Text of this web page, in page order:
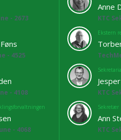
- 2673
- 4525
- 4108
- 4068
Anne
KTC
Ekstern
KTC
Sekretær
Ann
KTC